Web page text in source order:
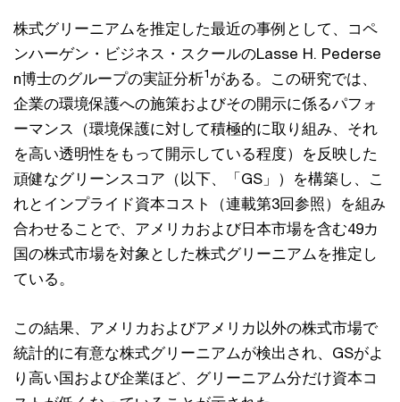
株式グリーニアムを推定した最近の事例として、コペ
ンハーゲン・ビジネス・スクールのLasse H. Pederse
n博⼠のグループの実証分析1がある。この研究では、
企業の環境保護への施策およびその開⽰に係るパフォ
ーマンス（環境保護に対して積極的に取り組み、それ
を⾼い透明性をもって開⽰している程度）を反映した
頑健なグリーンスコア（以下、「GS」）を構築し、こ
れとインプライド資本コスト（連載第3回参照）を組み
合わせることで、アメリカおよび⽇本市場を含む49カ
国の株式市場を対象とした株式グリーニアムを推定し
ている。
この結果、アメリカおよびアメリカ以外の株式市場で
統計的に有意な株式グリーニアムが検出され、GSがよ
り⾼い国および企業ほど、グリーニアム分だけ資本コ